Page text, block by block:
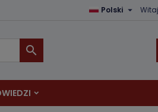
Polski 

życzeń.